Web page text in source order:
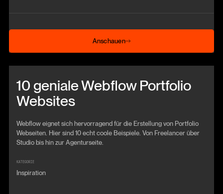
Anschauen
Anschauen
10 geniale Webflow Portfolio
Websites
Webflow eignet sich hervorragend für die Erstellung von Portfolio
Webseiten. Hier sind 10 echt coole Beispiele. Von Freelancer über
Studio bis hin zur Agenturseite.
KATEGORIE
Inspiration